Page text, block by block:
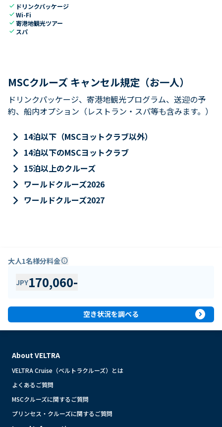
check ドリンクパッケージ
checkWi-Fi
check寄港地観光ツアー
check スパ
MSCクルーズ キャンセル規定（お一人）
ドリンクパッケージ、寄港地観光プログラム、送迎の予
約、船内オプション（レストラン・スパ等も含みます。）
keyboard_arrow_right 14泊以下（MSCヨットクラブ以外）
keyboard_arrow_right 14泊以下のMSCヨットクラブ
keyboard_arrow_right 15泊以上のクルーズ
keyboard_arrow_right ワールドクルーズ2026
keyboard_arrow_right ワールドクルーズ2027
大人1名様分料金info
JPY170,060-
空き状況を調べる expand_circle_right
About VELTRA
VELTRA Cruise（ベルトラクルーズ）とは
よくあるご質問
MSCクルーズに関するご質問
プリンセス・クルーズに関するご質問